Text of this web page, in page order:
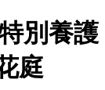
別養護
庭